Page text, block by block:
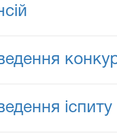
іспиту